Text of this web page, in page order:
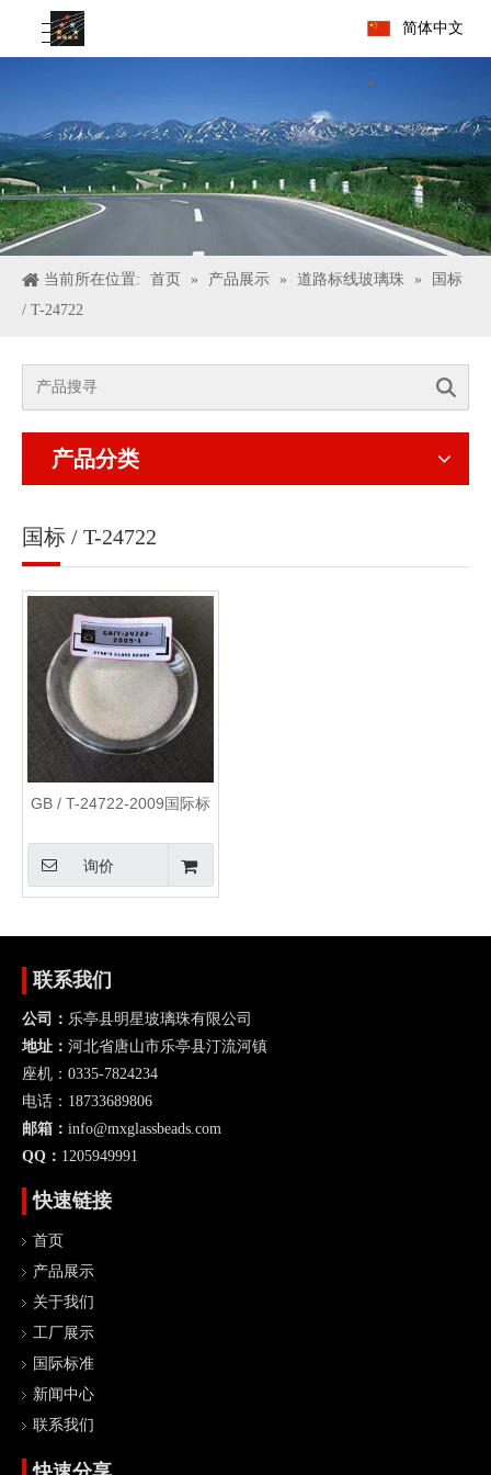
简体中文
当前所在位置: 首页 » 产品展示 » 道路标线玻璃珠 »
国标
/ T-24722
产品分类
国标 / T-24722
GB / T-24722-2009国际标
询价
联系我们
公司： 乐亭县明星玻璃珠有限公司
地址： 河北省唐山市乐亭县汀流河镇
座机：0335-7824234
电话：18733689806
邮箱： info@mxglassbeads.com
QQ： 1205949991
快速链接
首页
产品展示
关于我们
工厂展示
国际标准
新闻中心
联系我们